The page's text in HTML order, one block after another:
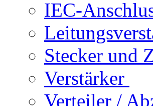
IEC-
Stecker und
Verstärker
Verteiler /